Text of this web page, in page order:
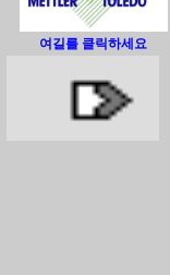
여길를 클릭하세요